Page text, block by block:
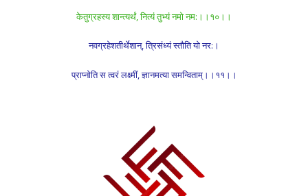
केतुग्रहस्य शान्त्यर्थं, नित्यं तुभ्यं नमो नम:।।१०।।
नवग्रहेशतीर्थेशान्, त्रिसंध्यं स्तौति यो नर:।
प्राप्नोति स त्वरं लक्ष्मीं, ज्ञानमत्या समन्विताम्।।११।।